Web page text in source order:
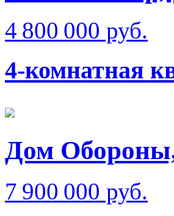
4 800 000 руб.
4-комнатная
Дом
7 900 000 руб.